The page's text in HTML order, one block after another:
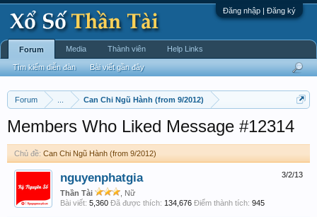
Đăng nhập | Đăng ký
Forum Can Chi Ngũ Hành (from 9/2012)
Members Who Liked Message #12314
Chủ đề: Can Chi Ngũ Hành (from 9/2012)
3/2/13
nguyenphatgia
Thần Tài
, Nữ
Bài viết: 5,360 Đã được thích: 134,676 Điểm thành tích: 945
Forum
Tìm kiếm diễn đàn Bài viết gần đây
Media Thành viên Help Links